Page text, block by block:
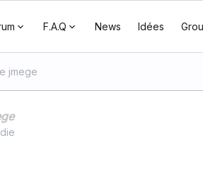
F.A.Q News Idées
jmege